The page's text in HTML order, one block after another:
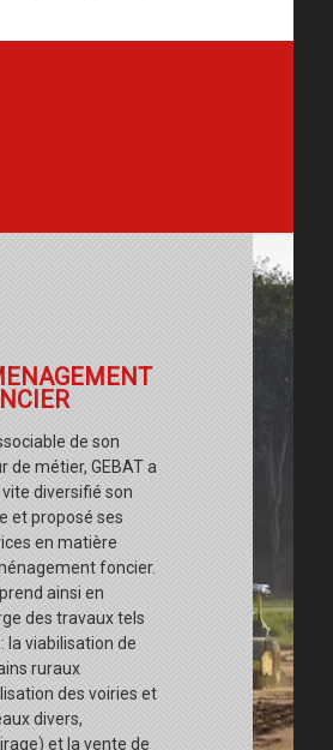
de son
de métier, GEBAT a
diversifié son
et proposé ses
en matière
foncier.
ainsi en
des travaux tels
la viabilisation de
ruraux
des voiries et
divers,
et la vente de